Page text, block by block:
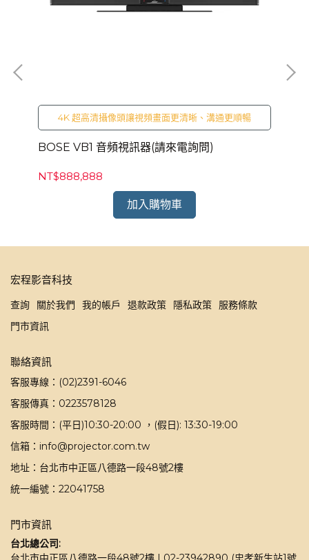
4K 超高清攝像頭讓視頻畫面更清晰、溝通更順暢
BOSE VB1 音頻視訊器(請來電詢問)
NT$888,888
加入購物車
宏程影音科技
查詢 關於我們 我的帳戶 退款政策 隱私政策
服務條款
門市資訊
聯絡資訊
客服專線：(02)2391-6046
客服傳真：0223578128
客服時間：(平日)10:30-20:00 ，(假日): 13:30-19:00
信箱：info@projector.com.tw
地址：台北市中正區八德路一段48號2樓
統一編號：22041758
門市資訊
台北總公司: